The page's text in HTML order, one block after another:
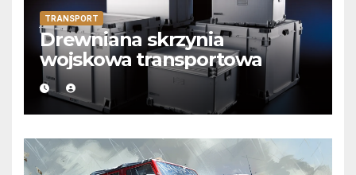
TRANSPORT
Drewniana skrzynia
wojskowa transportowa